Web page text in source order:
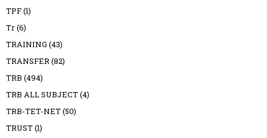
TPF(1)
Tr(6)
TRAINING (43)
TRANSFER(82)
TRB (494)
TRB ALL SUBJECT(4)
TRB-TET-NET(50)
TRUST(1)